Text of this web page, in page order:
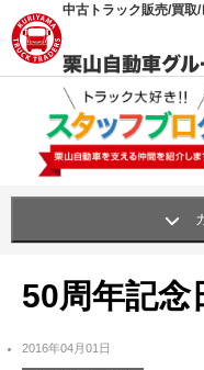
中古トラック販売/買取
買い物・おすすめ・グッズ
笑顔プロジェクト
50周年記念
2016年04月01日